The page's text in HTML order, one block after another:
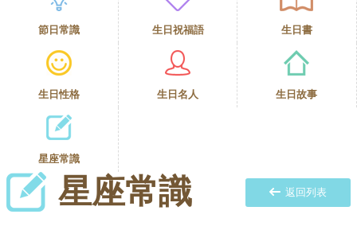
節日常識 生日祝福語 生日書
生日性格 生日名人 生日故事
星座常識
星座常識 返回列表